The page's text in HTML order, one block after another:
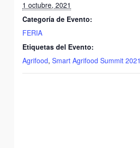
1 octubre, 2021
Categoría de Evento:
FERIA
Etiquetas del Evento:
Agrifood,Smart Agrifood Summit 2021